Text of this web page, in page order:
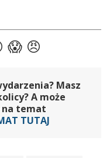
Masz
A może
na temat
TUTAJ